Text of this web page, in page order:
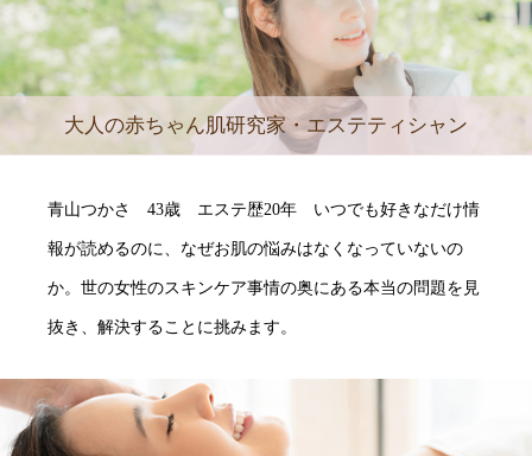
大人の赤ちゃん肌研究家・エステティシャン
青山つかさ 43歳 エステ歴20年 いつでも好きなだけ情
報が読めるのに、なぜお肌の悩みはなくなっていないの
か。世の女性のスキンケア事情の奥にある本当の問題を見
抜き、解決することに挑みます。